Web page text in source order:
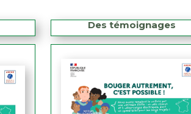
Des témoignages